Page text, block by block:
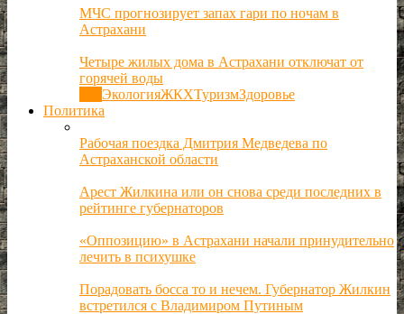
МЧС прогнозирует запах гари по ночам в
Астрахани
Четыре жилых дома в Астрахани отключат от
горячей воды
ЭкологияЖКХТуризмЗдоровье
Политика
Рабочая поездка Дмитрия Медведева по
Астраханской области
Арест Жилкина или он снова среди последних в
рейтинге губернаторов
«Оппозицию» в Астрахани начали принудительно
лечить в психушке
Порадовать босса то и нечем. Губернатор Жилкин
встретился с Владимиром Путиным